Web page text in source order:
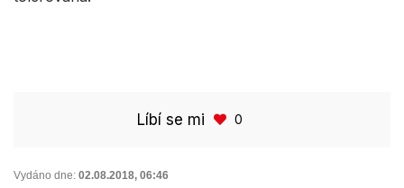
Líbí se mi 0
Vydáno dne: 02.08.2018, 06:46